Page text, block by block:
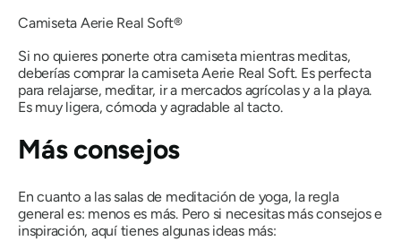
Camiseta Aerie Real Soft®
Si no quieres ponerte otra camiseta mientras meditas,
deberías comprar la camiseta Aerie Real Soft. Es perfecta
para relajarse, meditar, ir a mercados agrícolas y a la playa.
Es muy ligera, cómoda y agradable al tacto.
Más consejos
En cuanto a las salas de meditación de yoga, la regla
general es: menos es más. Pero si necesitas más consejos e
inspiración, aquí tienes algunas ideas más: